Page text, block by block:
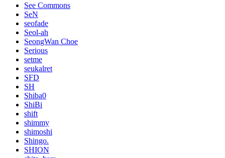
See Commons
SeN
seofade
Seol-ah
SeongWan Choe
Serious
setme
seukalret
SFD
SH
Shiba0
ShiBi
shift
shimmy
shimoshi
Shingo.
SHION